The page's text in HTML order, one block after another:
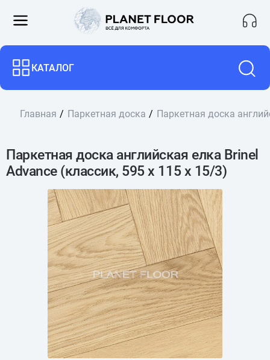
КАТАЛОГ
Главная Паркетная доска Паркетная доска
Паркетная доска английская елка Brinel
Advance (классик, 595 х 115 х 15/3)